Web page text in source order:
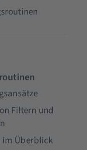
Filtern und
im Überblick